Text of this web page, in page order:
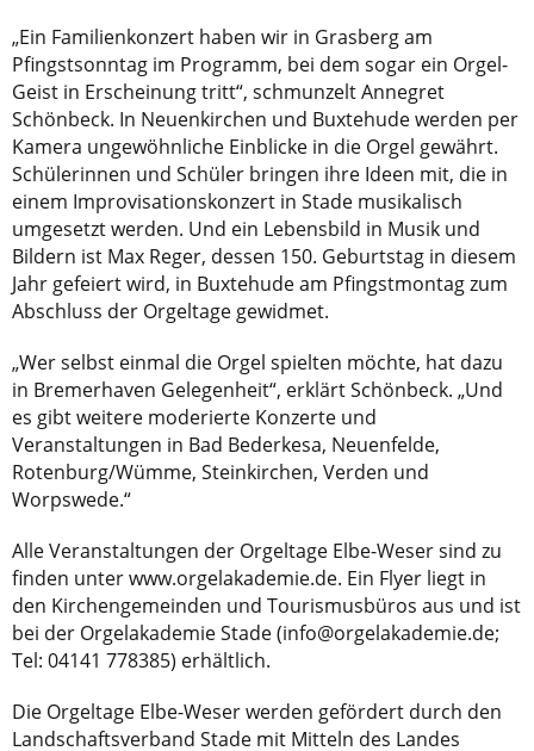
„Ein Familienkonzert haben wir in Grasberg am
Pfingstsonntag im Programm, bei dem sogar ein Orgel-
Geist in Erscheinung tritt“, schmunzelt Annegret
Schönbeck. In Neuenkirchen und Buxtehude werden per
Kamera ungewöhnliche Einblicke in die Orgel gewährt.
Schülerinnen und Schüler bringen ihre Ideen mit, die in
einem Improvisationskonzert in Stade musikalisch
umgesetzt werden. Und ein Lebensbild in Musik und
Bildern ist Max Reger, dessen 150. Geburtstag in diesem
Jahr gefeiert wird, in Buxtehude am Pfingstmontag zum
Abschluss der Orgeltage gewidmet.
„Wer selbst einmal die Orgel spielten möchte, hat dazu
in Bremerhaven Gelegenheit“, erklärt Schönbeck. „Und
es gibt weitere moderierte Konzerte und
Veranstaltungen in Bad Bederkesa, Neuenfelde,
Rotenburg/Wümme, Steinkirchen, Verden und
Worpswede.“
Alle Veranstaltungen der Orgeltage Elbe-Weser sind zu
finden unter www.orgelakademie.de. Ein Flyer liegt in
den Kirchengemeinden und Tourismusbüros aus und ist
bei der Orgelakademie Stade (info@orgelakademie.de;
Tel: 04141 778385) erhältlich.
Die Orgeltage Elbe-Weser werden gefördert durch den
Landschaftsverband Stade mit Mitteln des Landes